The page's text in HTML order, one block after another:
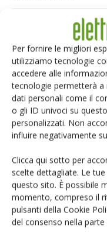
Per fornire le migliori
utilizziamo tecnologie
accedere alle
tecnologie permetterà a
dati personali come il
o gli ID univoci su
personalizzati. Non
influire negativamente
Clicca qui sotto per
scelte dettagliate. Le
questo sito. È possibile
momento, compreso il
pulsanti della Cookie
del consenso nella
Salva il mio nome,